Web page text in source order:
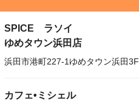
SPICE ラソイ
ゆめタウン浜田店
浜田市港町227-1ゆめタウン浜田3F
カフェ•ミシェル